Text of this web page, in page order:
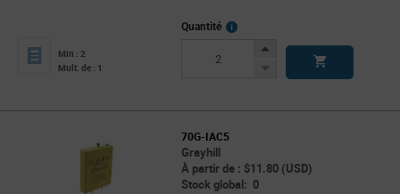
Min : 2
Mult. de : 1
Quantité
More
Increase
Decrease
70G-IAC5
Grayhill
À partir de : $11.80 (USD)
Stock global: 0